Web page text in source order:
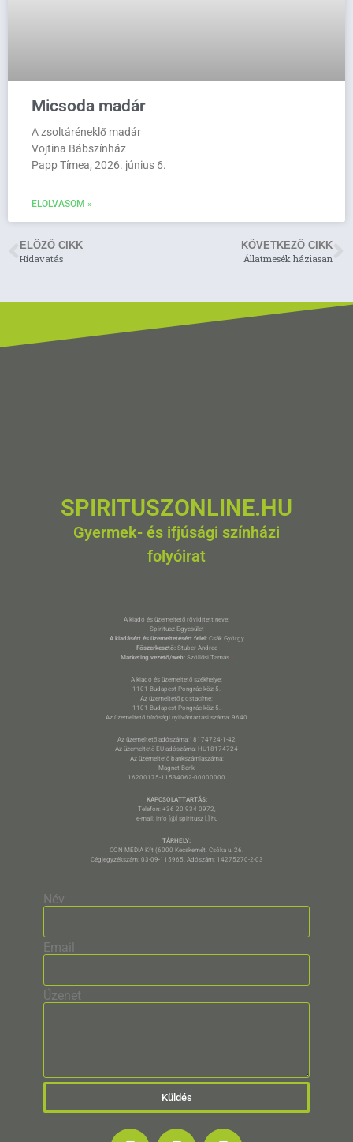
Micsoda madár
A zsoltáréneklő madár
Vojtina Bábszínház
Papp Tímea, 2026. június 6.
ELOLVASOM »
ELÖZŐ CIKK
Hídavatás
KÖVETKEZŐ CIKK
Állatmesék háziasan
SPIRITUSZONLINE.HU
Gyermek- és ifjúsági színházi
folyóirat
A kiadó és üzemeltető rövidített neve:
Spiritusz Egyesület
A kiadásért és üzemeltetésért felel:Csák György
Főszerkesztő:Stuber Andrea
Marketing vezető/web:Szöllősi Tamás *
A kiadó és üzemeltető székhelye:
1101 Budapest Pongrác köz 5.
Az üzemeltető postacíme:
1101 Budapest Pongrác köz 5.
Az üzemeltető bírósági nyilvántartási száma: 9640
Az üzemeltető adószáma:18174724-1-42
Az üzemeltető EU adószáma: HU18174724
Az üzemeltető bankszámlaszáma:
Magnet Bank
16200175-11534062-00000000
KAPCSOLATTARTÁS:
Telefon: +36 20 934 0972,
e-mail: info [@] spiritusz [.] hu
TÁRHELY:
CON MÉDIA Kft (6000 Kecskemét, Csóka u. 26.
Cégjegyzékszám: 03-09-115965. Adószám: 14275270-2-03
Név
Email
Üzenet
Küldés